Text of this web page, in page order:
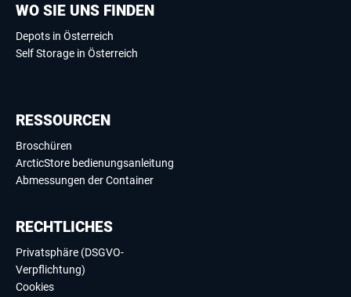
WO SIE UNS FINDEN
Depots in Österreich
Self Storage in Österreich
RESSOURCEN
Broschüren
ArcticStore bedienungsanleitung
Abmessungen der Container
RECHTLICHES
Privatsphäre (DSGVO-
Verpflichtung)
Cookies